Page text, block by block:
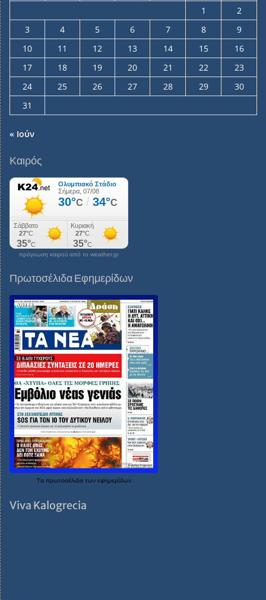
1
2
3
4 5 6 7 8
9
10
11 12 13 14 15
16
17
18 19 20 21 22
23
24
25 26 27 28 29
30
31
« Ιούν
Καιρός
πρόγνωση καιρού από το weather.gr
Πρωτοσέλιδα Εφημερίδων
Τα πρωτοσέλιδα των εφημερίδων
Viva Kalogrecia